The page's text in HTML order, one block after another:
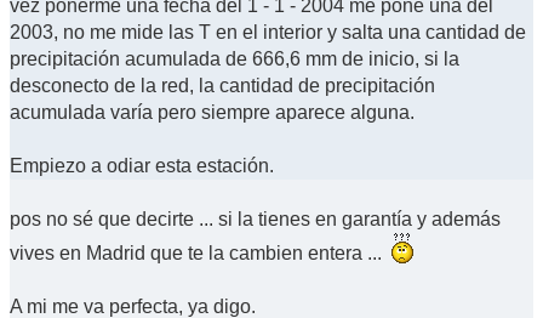
vez ponerme una fecha del 1 - 1 - 2004 me pone una del
2003, no me mide las T en el interior y salta una cantidad de
precipitación acumulada de 666,6 mm de inicio, si la
desconecto de la red, la cantidad de precipitación
acumulada varía pero siempre aparece alguna.
Empiezo a odiar esta estación.
pos no sé que decirte ... si la tienes en garantía y además
vives en Madrid que te la cambien entera ...
A mi me va perfecta, ya digo.